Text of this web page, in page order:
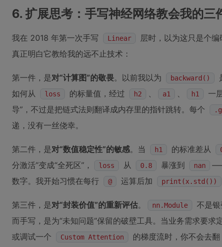
6. 扩展思考：手写神经网络教会我的三
我在 2018 年第一次手写 Linear
层时，以为这只是个
真正明白它教给我的远不止技术：
第一件，是对“计算图”的敬畏。以前我以为 backward()
如何从
loss 的标量值，经过 h2 、 a1 、 h1
一
导”，不过是把链式法则翻译成内存里的指针跳转。每个
递，没有一丝侥幸。
第二件，是对“数值稳定性”的敏感。当 h1 的标准差从
分激活”变成“全死区”， loss 从 0.8 暴涨到 nan
数字。我开始习惯在每行
@ 运算后加 print(x.std())
第三件，是对“封装价值”的重新评估。 nn.Module
不是
而手写，是为“未知问题”保留的破壁工具。当业务需求要求
或调试一个
Custom Attention
的梯度流时，你不会去翻